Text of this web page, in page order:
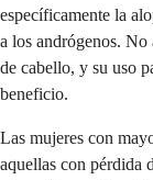
específicamente la
a los andrógenos. No
de cabello, y su uso
beneficio.
Las mujeres con
aquellas con pérdida